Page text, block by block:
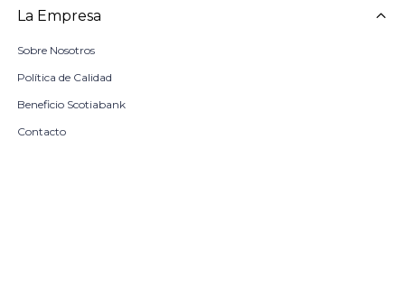
La Empresa
Sobre Nosotros
Política de Calidad
Beneficio Scotiabank
Contacto